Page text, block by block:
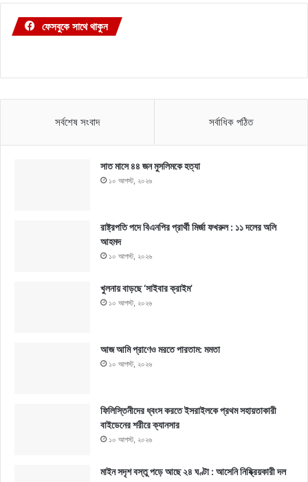
ফেসবুকে সাথে থাকুন
সর্বশেষ সংবাদ সর্বাধিক পঠিত
সাত মাসে ৪৪ জন মুসলিমকে হত্যা
১০ আগস্ট, ২০২৬
রাষ্ট্রপতি পদে বিএনপির প্রার্থী মির্জা ফখরুল : ১১ দলের অলি
আহমদ
১০ আগস্ট, ২০২৬
খুলনায় বাড়ছে ‘সাইবার ক্রাইম’
১০ আগস্ট, ২০২৬
আজ আমি প্রাণেও মরতে পারতাম: মমতা
১০ আগস্ট, ২০২৬
ফিলিস্তিনীদের ধ্বংস করতে ইসরাইলকে প্রথম সহায়তাকারী
বাইডেনের শরীরে ক্যানসার
১০ আগস্ট, ২০২৬
মাইন সদৃশ বস্তু পড়ে আছে ২৪ ঘণ্টা : আসেনি নিষ্ক্রিয়কারী দল